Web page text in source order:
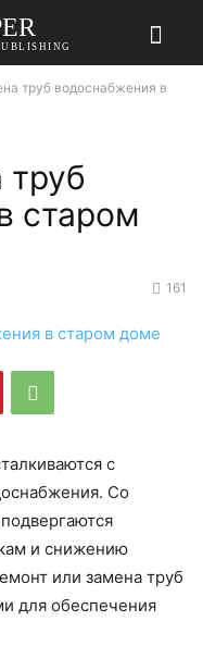
труб водоснабжения в
труб
старом
161
с
Со
и снижению
или замена труб
для обеспечения